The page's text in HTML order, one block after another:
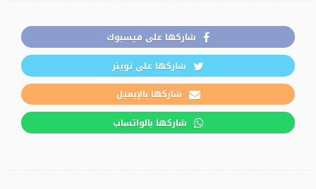
شاركها على فيسبوك
شاركها على تويتر
شاركها بالإيميل
شاركها بالواتساب